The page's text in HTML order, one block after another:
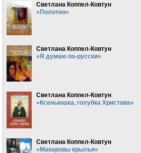
Светлана Коппел-Ковтун
«Полотно»
Светлана Коппел-Ковтун
«Я думаю по-русски»
Светлана Коппел-Ковтун
«Ксеньюшка, голубка Христова»
Светлана Коппел-Ковтун
«Макаровы крылья»